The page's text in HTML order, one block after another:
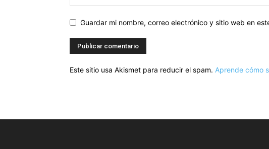
Guardar mi nombre, correo electrónico y sitio web en
Este sitio usa Akismet para reducir el spam. Aprende cómo